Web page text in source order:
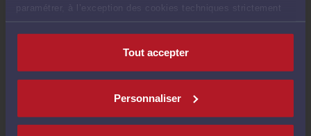
paramétrer, à l’exception des cookies techniques strictement
nécessaires au fonctionnement du site.
Tout accepter
Personnaliser
Droit international et de l'Union européenne